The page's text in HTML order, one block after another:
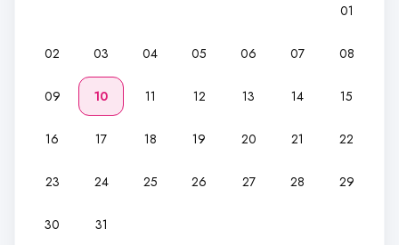
01
02 03 04 05 06 07 08
09 10 11 12 13 14 15
16 17 18 19 20 21 22
23 24 25 26 27 28 29
30 31